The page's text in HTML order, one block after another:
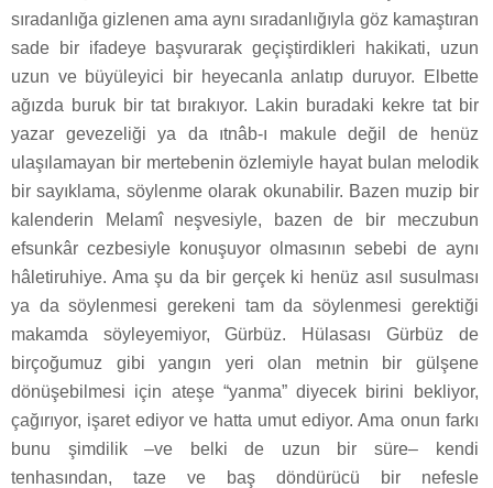
sıradanlığa gizlenen ama aynı sıradanlığıyla göz kamaştıran
sade bir ifadeye başvurarak geçiştirdikleri hakikati, uzun
uzun ve büyüleyici bir heyecanla anlatıp duruyor. Elbette
ağızda buruk bir tat bırakıyor. Lakin buradaki kekre tat bir
yazar gevezeliği ya da ıtnâb-ı makule değil de henüz
ulaşılamayan bir mertebenin özlemiyle hayat bulan melodik
bir sayıklama, söylenme olarak okunabilir. Bazen muzip bir
kalenderin Melamî neşvesiyle, bazen de bir meczubun
efsunkâr cezbesiyle konuşuyor olmasının sebebi de aynı
hâletiruhiye. Ama şu da bir gerçek ki henüz asıl susulması
ya da söylenmesi gerekeni tam da söylenmesi gerektiği
makamda söyleyemiyor, Gürbüz. Hülasası Gürbüz de
birçoğumuz gibi yangın yeri olan metnin bir gülşene
dönüşebilmesi için ateşe “yanma” diyecek birini bekliyor,
çağırıyor, işaret ediyor ve hatta umut ediyor. Ama onun farkı
bunu şimdilik –ve belki de uzun bir süre– kendi
tenhasından, taze ve baş döndürücü bir nefesle